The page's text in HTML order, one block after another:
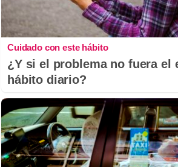
Cuidado con este hábito
¿Y si el problema no fuera el
hábito diario?